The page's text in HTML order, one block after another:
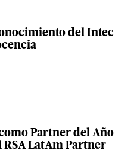
del Intec
Partner del Año
LatAm Partner